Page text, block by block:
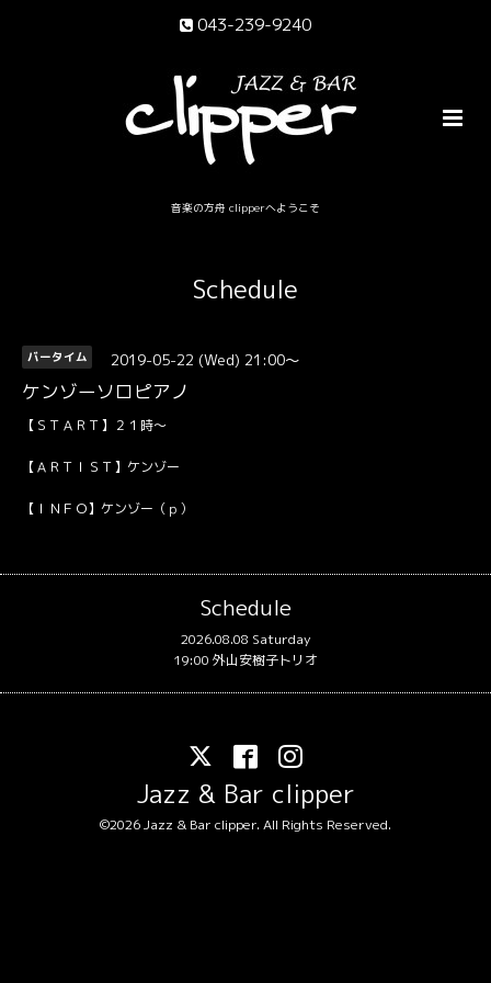
043-239-9240
音楽の方舟 clipperへようこそ
Schedule
バータイム 2019-05-22 (Wed) 21:00～
ケンゾーソロピアノ
【ＳＴＡＲＴ】２１時～
【ＡＲＴＩＳＴ】ケンゾー
【ＩＮＦＯ】ケンゾー（ｐ）
Schedule
2026.08.08 Saturday
19:00 外山安樹子トリオ
Jazz & Bar clipper
©2026Jazz & Bar clipper. All Rights Reserved.